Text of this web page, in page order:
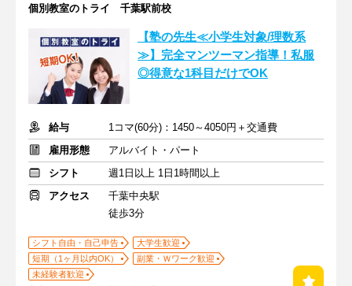
個別教室のトライ 千葉駅前校
【塾の先生≪小学生対象/理数系
≫】完全マンツーマン指導！私服
◎得意な1科目だけでOK
給与
1コマ(60分)：1450～4050円＋交通費
雇用形態
アルバイト・パート
シフト
週1日以上 1日1時間以上
アクセス
千葉中央駅
徒歩3分
シフト自由・自己申告
大学生歓迎
短期（1ヶ月以内OK）
副業・Ｗワーク歓迎
未経験者歓迎